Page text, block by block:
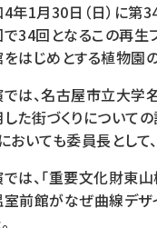
年1月30日（日）に第
34回となるこの再生
はじめとする植物園
は、名古屋市立大学
た街づくりについて
おいても委員長とし
は、「重要文化財東
前館がなぜ曲線デザ